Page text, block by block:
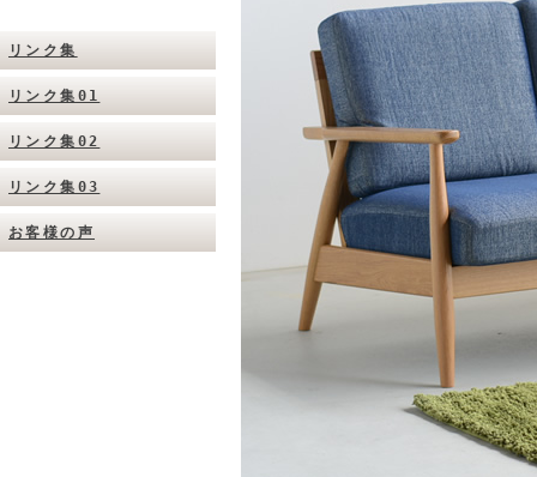
リンク集
リンク集01
リンク集02
リンク集03
お客様の声